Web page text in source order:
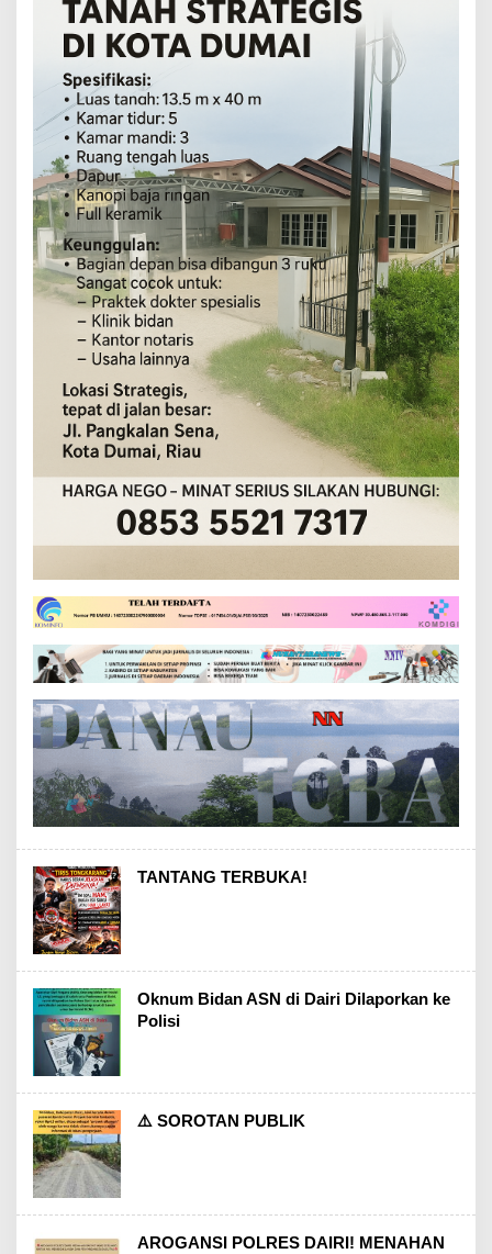
TANTANG TERBUKA!
Oknum Bidan ASN di Dairi Dilaporkan ke
Polisi
⚠️ SOROTAN PUBLIK
AROGANSI POLRES DAIRI! MENAHAN